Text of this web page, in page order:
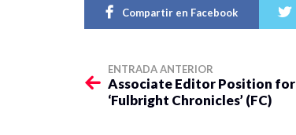
Compartir en Facebook
ENTRADA ANTERIOR
Associate Editor Position for
‘Fulbright Chronicles’ (FC)